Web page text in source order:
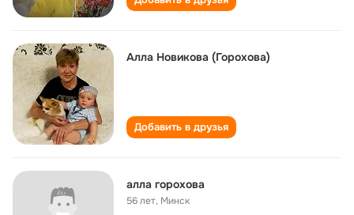
Алла Новикова (Горохова)
Добавить в друзья
алла горохова
56 лет, Минск